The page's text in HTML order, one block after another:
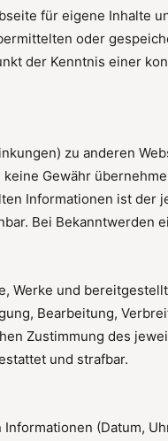
für eigene Inhalte
oder
der Kenntnis einer
zu anderen
Gewähr
Informationen ist
Bei
Werke und
Bearbeitung,
Zustimmung des
und strafbar.
(Datum,